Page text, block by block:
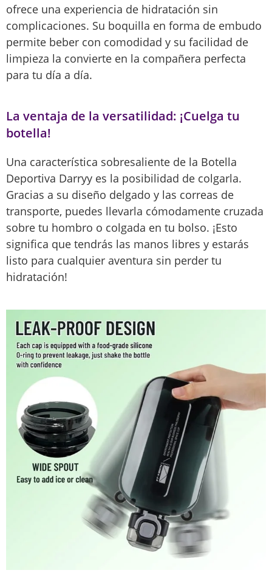
ofrece una experiencia de hidratación sin
complicaciones. Su boquilla en forma de embudo
permite beber con comodidad y su facilidad de
limpieza la convierte en la compañera perfecta
para tu día a día.
La ventaja de la versatilidad: ¡Cuelga tu
botella!
Una característica sobresaliente de la Botella
Deportiva Darryy es la posibilidad de colgarla.
Gracias a su diseño delgado y las correas de
transporte, puedes llevarla cómodamente cruzada
sobre tu hombro o colgada en tu bolso. ¡Esto
significa que tendrás las manos libres y estarás
listo para cualquier aventura sin perder tu
hidratación!